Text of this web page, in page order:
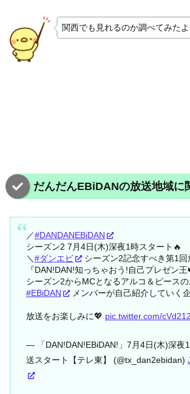
関西でも見れるのか調べてみたよ
だんだんEBiDANの放送地域に
／#DANDANEBiDAN
シーズン2 7月4日(木)深夜1時スタート🔥
＼ #ダンエビ
シーズン2記念すべき第1回
『DAN!DAN!知っちゃおう!自己プレゼン王
シーズン2からMCとなるアルコ＆ピース
#EBiDAN
メンバーが自己紹介していく
放送をお楽しみに💖 pic.twitter.com/
— 「DAN!DAN!EBiDAN!」7月4日(木)深夜
送スタート【テレ東】 (@tx_dan2ebidan)